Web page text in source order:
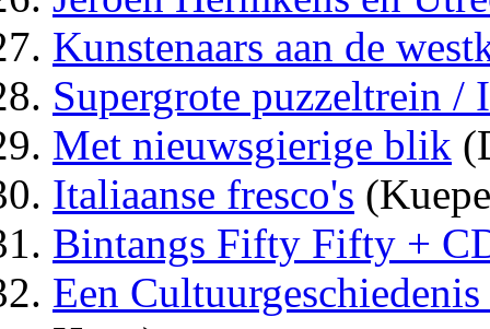
Kunstenaars aan de
Supergrote puzzeltrein /
Met nieuwsgierige blik
Italiaanse fresco's
Bintangs Fifty Fifty +
Een